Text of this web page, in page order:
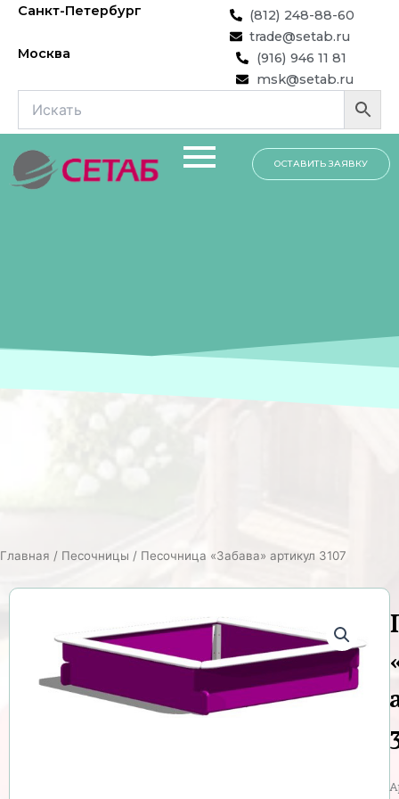
Перейти
содержимому
Санкт-Петербург
(812) 248-88-60
trade@setab.ru
Москва
(916) 946 11 81
msk@setab.ru
ОСТАВИТЬ ЗАЯВКУ
Главная / Песочницы / Песочница «Забава» артикул 3107